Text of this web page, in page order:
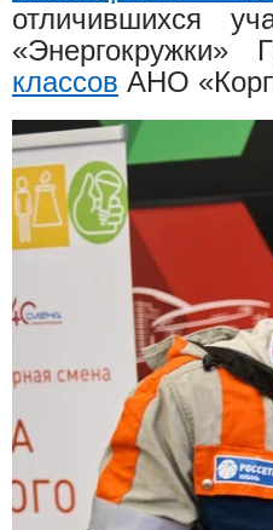
отличившихся
классов АНО